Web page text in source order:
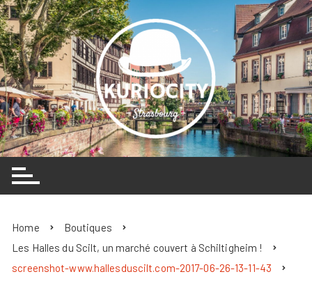
Skip
to
content
Home
Boutiques
Les Halles du Scilt, un marché couvert à Schiltigheim !
screenshot-www.hallesduscilt.com-2017-06-26-13-11-43